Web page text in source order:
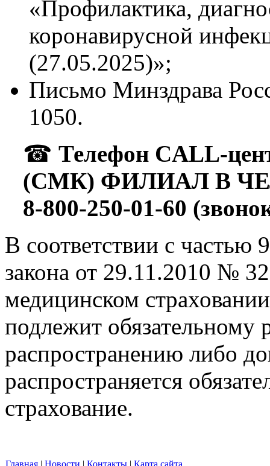
«Профилактика,
коронавирусной
(27.05.2025)»;
Письмо Минздрава
1050.
☎ Телефон CALL-
(СМК) ФИЛИАЛ В
8-800-250-01-60
В соответствии с частью
закона от 29.11.2010 №
медицинском
подлежит обязательному
распространению либо
распространяется
страхование.